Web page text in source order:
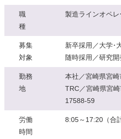
職
種
製造ラインオペ
募集
対象
新卒採用／大学･
随時採用／研究開
勤務
地
本社／宮崎県宮
TRC／宮崎県宮
17588-59
労働
時間
8:05～17:20（合